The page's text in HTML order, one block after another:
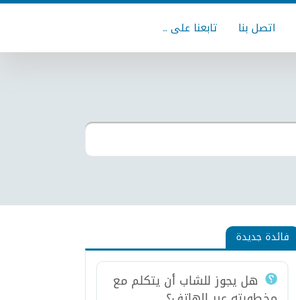
اتصل بنا تابعنا على ..
فائدة جديدة
هل يجوز للشاب أن يتكلم مع